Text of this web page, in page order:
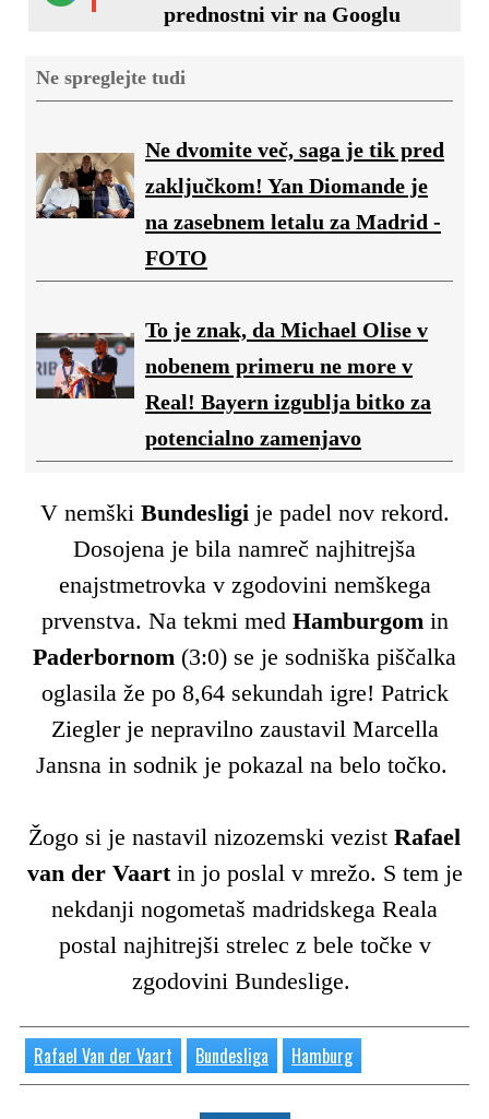
prednostni vir na Googlu
Ne spreglejte tudi
Ne dvomite več, saga je tik pred
zaključkom! Yan Diomande je
na zasebnem letalu za Madrid -
FOTO
To je znak, da Michael Olise v
nobenem primeru ne more v
Real! Bayern izgublja bitko za
potencialno zamenjavo
V nemški Bundesligi je padel nov rekord.
Dosojena je bila namreč najhitrejša
enajstmetrovka v zgodovini nemškega
prvenstva. Na tekmi med Hamburgom in
Paderbornom (3:0) se je sodniška piščalka
oglasila že po 8,64 sekundah igre! Patrick
Ziegler je nepravilno zaustavil Marcella
Jansna in sodnik je pokazal na belo točko.
Žogo si je nastavil nizozemski vezist Rafael
van der Vaart in jo poslal v mrežo. S tem je
nekdanji nogometaš madridskega Reala
postal najhitrejši strelec z bele točke v
zgodovini Bundeslige.
Rafael Van der Vaart Bundesliga Hamburg